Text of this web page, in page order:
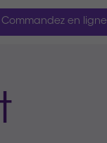
Commandez en ligne